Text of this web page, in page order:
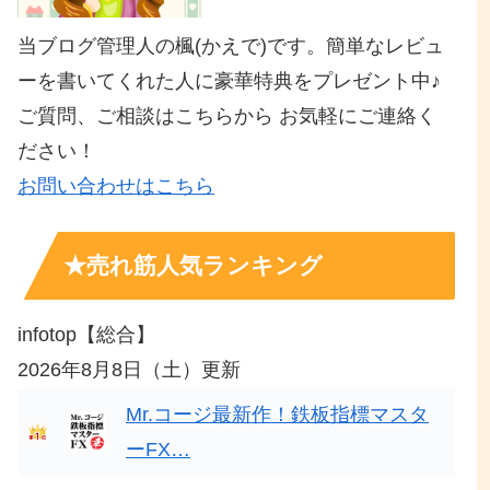
当ブログ管理人の楓(かえで)です。簡単なレビュ
ーを書いてくれた人に豪華特典をプレゼント中♪
ご質問、ご相談はこちらから お気軽にご連絡く
ださい！
お問い合わせはこちら
★売れ筋人気ランキング
infotop【総合】
2026年8月8日（土）更新
Mr.コージ最新作！鉄板指標マスタ
ーFX…